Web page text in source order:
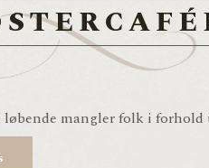
mangler folk i forhold